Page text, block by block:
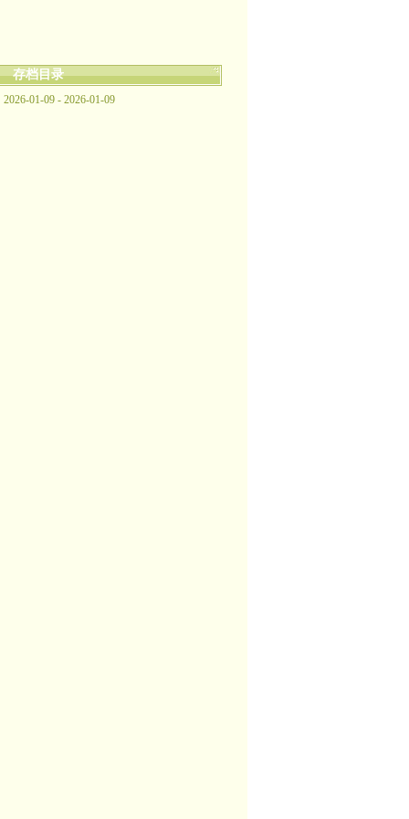
存档目录
2026-01-09 - 2026-01-09